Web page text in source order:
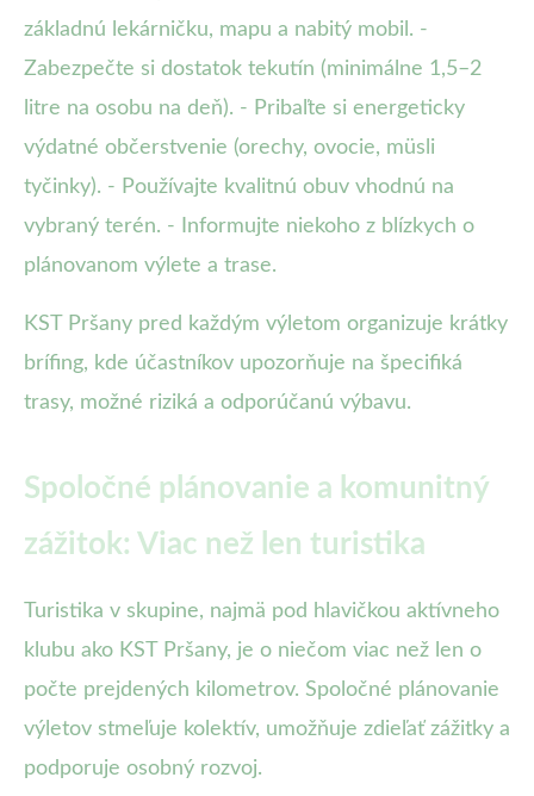
základnú lekárničku, mapu a nabitý mobil. -
Zabezpečte si dostatok tekutín (minimálne 1,5–2
litre na osobu na deň). - Pribaľte si energeticky
výdatné občerstvenie (orechy, ovocie, müsli
tyčinky). - Používajte kvalitnú obuv vhodnú na
vybraný terén. - Informujte niekoho z blízkych o
plánovanom výlete a trase.
KST Pršany pred každým výletom organizuje krátky
brífing, kde účastníkov upozorňuje na špecifiká
trasy, možné riziká a odporúčanú výbavu.
Spoločné plánovanie a komunitný
zážitok: Viac než len turistika
Turistika v skupine, najmä pod hlavičkou aktívneho
klubu ako KST Pršany, je o niečom viac než len o
počte prejdených kilometrov. Spoločné plánovanie
výletov stmeľuje kolektív, umožňuje zdieľať zážitky a
podporuje osobný rozvoj.